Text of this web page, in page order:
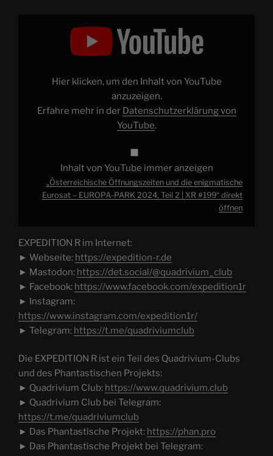
Öffnungszeiten
enigmatische
EUROPA-Hier klicken, um den Inhalt von YouTube
anzuzeigen.
Erfahre mehr in der Datenschutzerklärung von
YouTube.
Inhalt von YouTube immer anzeigen
„Österreichische Öffnungszeiten und die enigmatische
Eurosat – EUROPA-PARK 2024, Teil 2 | XR #199“ direkt
öffnen
EXPEDITION R im Internet:
► Webseite: https://expedition-r.de
► Mastodon: https://det.social/@quadrivium_club
► Facebook: https://www.facebook.com/expedition1r
► Instagram:
https://www.instagram.com/expedition1r/
► Telegram: https://t.me/quadriviumclub
Die EXPEDITION R ist ein Teil des Quadrivium-Clubs
und des Phantastischen Projekts:
► Quadrivium Club: https://www.quadrivium.club
► Quadrivium Club bei Telegram:
https://t.me/quadriviumclub
► Das Phantastische Projekt: https://phan.pro
► Das Phantastische Projekt bei Telegram: